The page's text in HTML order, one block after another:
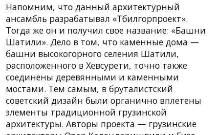
Напомним, что данный архитектурный
ансамбль разрабатывал «Тбилгорпроект».
Тогда же он и получил свое название: «Башни
Шатили». Дело в том, что каменные дома —
башни высокогорного селения Шатили,
расположенного в Хевсурети, точно также
соединены деревянными и каменными
мостами. Тем самым, в бруталистский
советский дизайн были органично вплетены
элементы традиционной грузинской
архитектуры. Авторы проекта — грузинские